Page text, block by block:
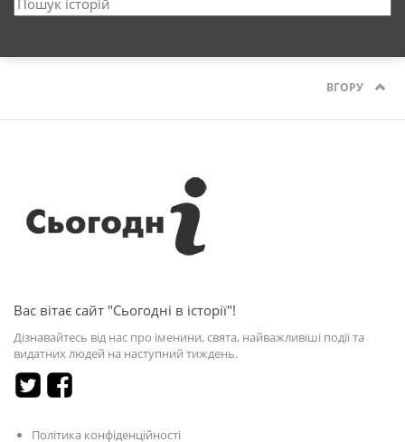
ВГОРУ
Вас вітає сайт "Сьогодні в історії"!
Дізнавайтесь від нас про іменини, свята, найважливіші події та
видатних людей на наступний тиждень.
Політика конфіденційності